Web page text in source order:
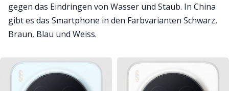
gegen das Eindringen von Wasser und Staub. In China
gibt es das Smartphone in den Farbvarianten Schwarz,
Braun, Blau und Weiss.